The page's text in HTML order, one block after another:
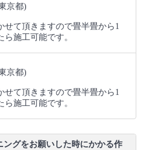
京都)
せて頂きますので畳半畳から1
施工可能です。
京都)
せて頂きますので畳半畳から1
施工可能です。
ングをお願いした時にかかる作